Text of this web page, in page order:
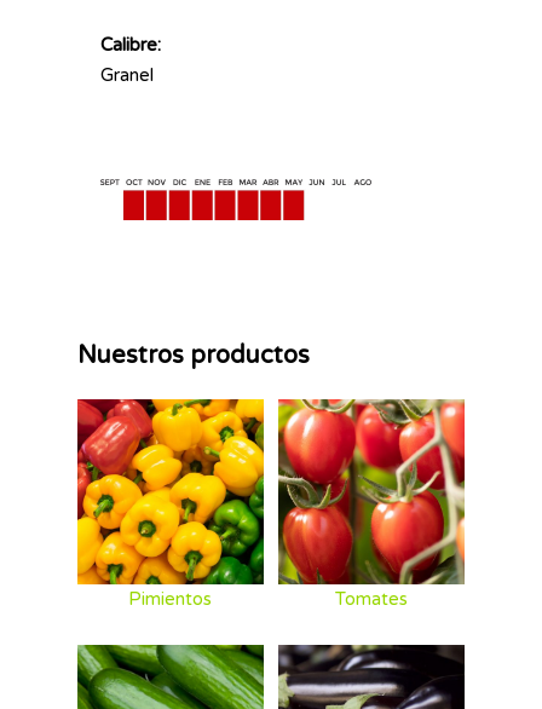
Calibre:
Granel
Nuestros productos
Pimientos Tomates